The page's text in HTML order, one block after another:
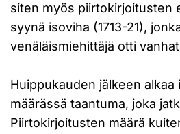
siten myös piirtokirjoitusten
syynä isoviha (1713-21),
venäläismiehittäjä otti
Huippukauden jälkeen alkaa
määrässä taantuma, joka
Piirtokirjoitusten määrä